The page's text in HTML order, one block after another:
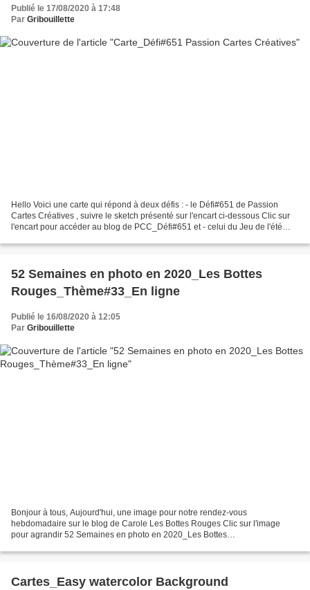
Publié le 17/08/2020 à 17:48
Par Gribouillette
Hello Voici une carte qui répond à deux défis : - le Défi#651 de Passion
Cartes Créatives , suivre le sketch présenté sur l'encart ci-dessous Clic sur
l'encart pour accéder au blog de PCC_Défi#651 et - celui du Jeu de l'été
52 Semaines en photo en 2020_Les Bottes
Rouges_Thème#33_En ligne
Publié le 16/08/2020 à 12:05
Par Gribouillette
Bonjour à tous, Aujourd'hui, une image pour notre rendez-vous
hebdomadaire sur le blog de Carole Les Bottes Rouges Clic sur l'image
pour agrandir 52 Semaines en photo en 2020_Les Bottes
Carole...
Cartes_Easy watercolor Background